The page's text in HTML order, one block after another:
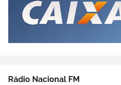
Rádio Nacional FM